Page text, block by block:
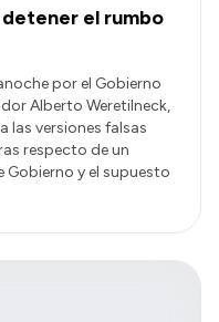
el rumbo
por el Gobierno
Alberto Weretilneck,
las versiones falsas
respecto de un
Gobierno y el supuesto